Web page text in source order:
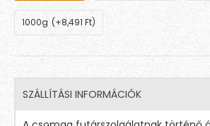
1000g (+8,491 Ft)
SZÁLLÍTÁSI INFORMÁCIÓK